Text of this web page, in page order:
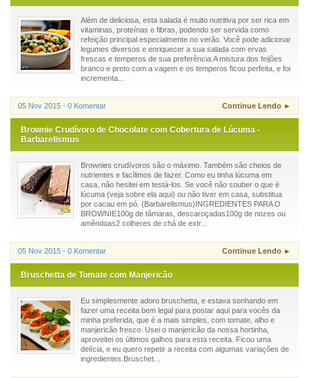
Além de deliciosa, esta salada é muito nutritiva por ser rica em
vitaminas, proteínas e fibras, podendo ser servida como
refeição principal especialmente no verão. Você pode adicionar
legumes diversos e enriquecer a sua salada com ervas
frescas e temperos de sua preferência.A mistura dos feijões
branco e preto com a vagem e os temperos ficou perfeita, e foi
incrementa...
05 Nov 2015 - 0 Komentar Continue Lendo ►
Brownie Crudívoro de Chocolate com Cobertura de Lúcuma -
Barbarelismus
Brownies crudívoros são o máximo. Também são cheios de
nutrientes e facílimos de fazer. Como eu tinha lúcuma em
casa, não hesitei em testá-los. Se você não souber o que é
lúcuma (veja sobre ela aqui) ou não tiver em casa, substitua
por cacau em pó. (Barbarelismus)INGREDIENTES PARA O
BROWNIE100g de tâmaras, descaroçadas100g de nozes ou
amêndoas2 colheres de chá de extr...
05 Nov 2015 - 0 Komentar Continue Lendo ►
Bruschetta de Tomate com Manjericão
Eu simplesmente adoro bruschetta, e estava sonhando em
fazer uma receita bem legal para postar aqui para vocês da
minha preferida, que é a mais simples, com tomate, alho e
manjericão fresco. Usei o manjericão da nossa hortinha,
aproveitei os últimos galhos para esta receita. Ficou uma
delícia, e eu quero repetir a receita com algumas variações de
ingredientes.Bruschet...